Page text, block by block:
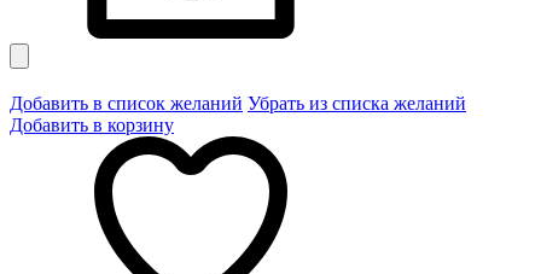
Добавить в список желаний Убрать из списка желаний
Добавить в корзину